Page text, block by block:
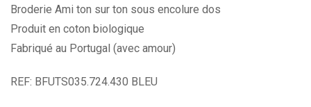
Broderie Ami ton sur ton sous encolure dos
Produit en coton biologique
Fabriqué au Portugal (avec amour)
REF: BFUTS035.724.430 BLEU